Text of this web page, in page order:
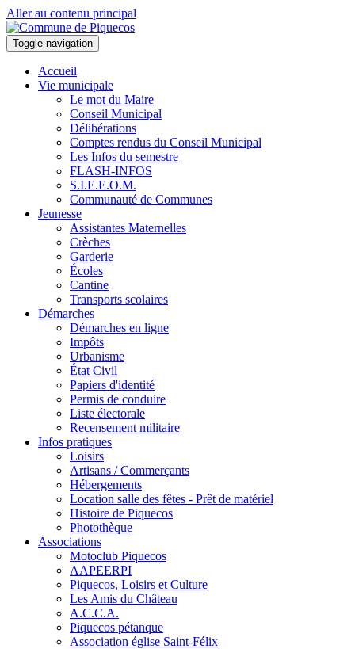
Aller au contenu principal
Toggle navigation
Accueil
Vie municipale
Le mot du Maire
Conseil Municipal
Délibérations
Comptes rendus du Conseil Municipal
Les Infos du semestre
FLASH-INFOS
S.I.E.E.O.M.
Communauté de Communes
Jeunesse
Assistantes Maternelles
Crèches
Garderie
Écoles
Cantine
Transports scolaires
Démarches
Démarches en ligne
Impôts
Urbanisme
État Civil
Papiers d'identité
Permis de conduire
Liste électorale
Recensement militaire
Infos pratiques
Loisirs
Artisans / Commerçants
Hébergements
Location salle des fêtes - Prêt de matériel
Histoire de Piquecos
Photothèque
Associations
Motoclub Piquecos
AAPEERPI
Piquecos, Loisirs et Culture
Les Amis du Château
A.C.C.A.
Piquecos pétanque
Association église Saint-Félix